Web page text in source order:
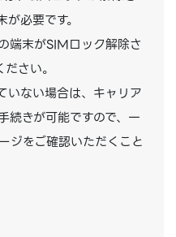
必要です。
端末がSIMロック解除さ
さい。
いない場合は、キャリア
続きが可能ですので、一
ジをご確認いただくこと